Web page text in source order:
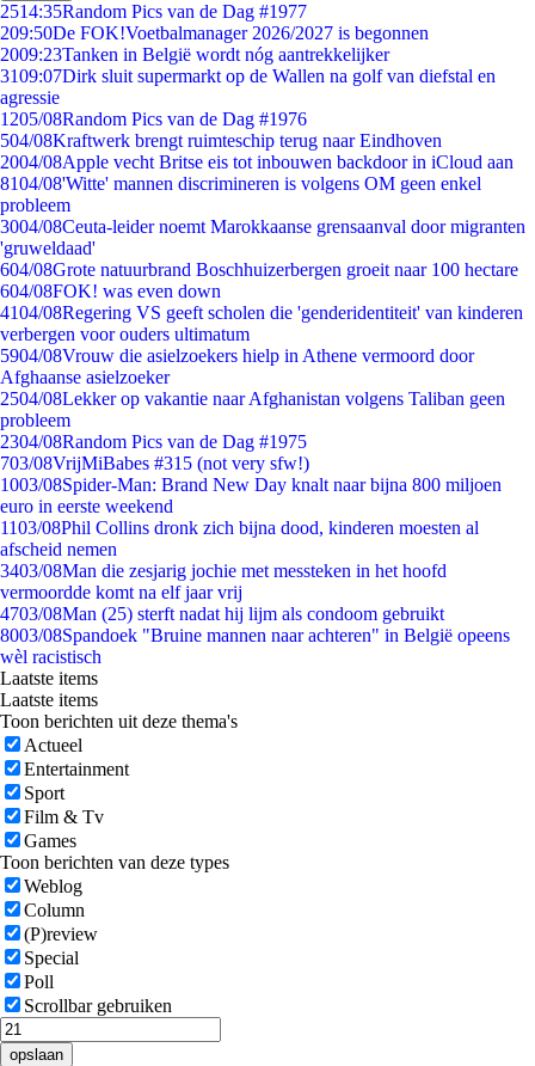
2514:35Random Pics van de Dag #1977
209:50De FOK!Voetbalmanager 2026/2027 is begonnen
2009:23Tanken in België wordt nóg aantrekkelijker
3109:07Dirk sluit supermarkt op de Wallen na golf van diefstal en
agressie
1205/08Random Pics van de Dag #1976
504/08Kraftwerk brengt ruimteschip terug naar Eindhoven
2004/08Apple vecht Britse eis tot inbouwen backdoor in iCloud aan
8104/08'Witte' mannen discrimineren is volgens OM geen enkel
probleem
3004/08Ceuta-leider noemt Marokkaanse grensaanval door migranten
'gruweldaad'
604/08Grote natuurbrand Boschhuizerbergen groeit naar 100 hectare
604/08FOK! was even down
4104/08Regering VS geeft scholen die 'genderidentiteit' van kinderen
verbergen voor ouders ultimatum
5904/08Vrouw die asielzoekers hielp in Athene vermoord door
Afghaanse asielzoeker
2504/08Lekker op vakantie naar Afghanistan volgens Taliban geen
probleem
2304/08Random Pics van de Dag #1975
703/08VrijMiBabes #315 (not very sfw!)
1003/08Spider-Man: Brand New Day knalt naar bijna 800 miljoen
euro in eerste weekend
1103/08Phil Collins dronk zich bijna dood, kinderen moesten al
afscheid nemen
3403/08Man die zesjarig jochie met messteken in het hoofd
vermoordde komt na elf jaar vrij
4703/08Man (25) sterft nadat hij lijm als condoom gebruikt
8003/08Spandoek "Bruine mannen naar achteren" in België opeens
wèl racistisch
Laatste items
Laatste items
Toon berichten uit deze thema's
Actueel
Entertainment
Sport
Film & Tv
Games
Toon berichten van deze types
Weblog
Column
(P)review
Special
Poll
Scrollbar gebruiken
opslaan